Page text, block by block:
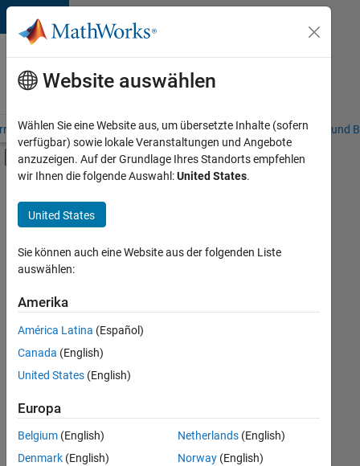
Weiter zum Inhalt
Karriere
bei
MathWorks
– Übersicht Stellensuche Niederlassungen Studierende und
Umschaltung für Off-Canvas-
Hauptinhalt
Information Technology
Education Sales
Inside Sales
Sales Operations
Marketing Services
Büro- und Verwaltungsdienste
+5
Derzeit
es
keine
offenen
Stellen,
Ihren
Suchkriterien
entsprechen.
Website auswählen
Wählen Sie eine Website aus, um übersetzte Inhalte (sofern
verfügbar) sowie lokale Veranstaltungen und Angebote
anzuzeigen. Auf der Grundlage Ihres Standorts empfehlen
wir Ihnen die folgende Auswahl:United States.
United States
Sie können auch eine Website aus der folgenden Liste
auswählen:
Amerika
América Latina (Español)
Canada (English)
United States (English)
Europa
Belgium (English)
Denmark (English)
Netherlands(English)
Norway(English)